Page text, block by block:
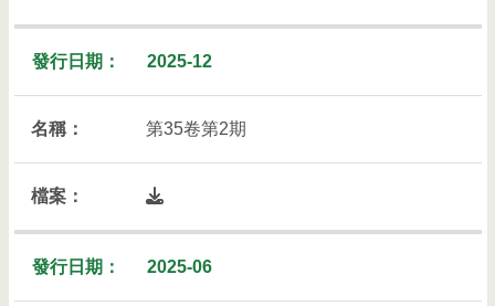
2025-12
第35卷第2期
開啟檔案下載列表彈出視窗
2025-06